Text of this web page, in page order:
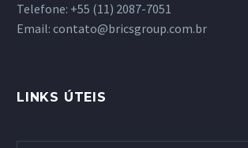
Telefone: +55 (11) 2087-7051
Email: contato@bricsgroup.com.br
LINKS ÚTEIS